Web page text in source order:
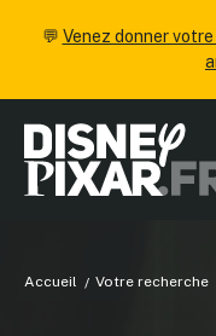
💬 Venez donner
Accueil Votre recherche